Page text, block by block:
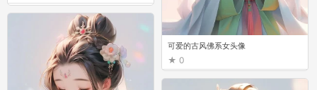
可爱的古风佛系女头像 ​
0